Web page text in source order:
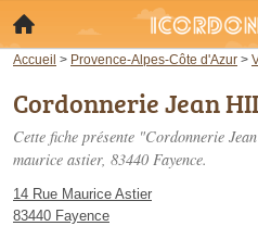
Accueil > Provence-Alpes-Côte d'Azur >
Cordonnerie Jean
Cette fiche présente "Cordonnerie
maurice astier, 83440 Fayence.
14 Rue Maurice Astier
83440 Fayence